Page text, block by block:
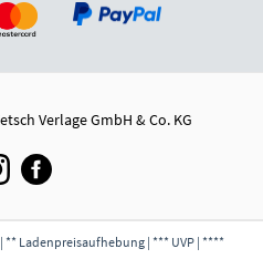
Verlage GmbH & Co. KG
** Ladenpreisaufhebung | *** UVP | ****